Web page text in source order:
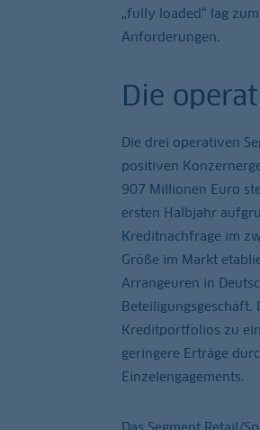
„fully loaded“ lag
Anforderungen.
Die
Die drei operativen
positiven
907 Millionen Euro
ersten Halbjahr
Kreditnachfrage im
Größe im Markt
Arrangeuren in
Kreditportfolios zu
geringere Erträge
Einzelengagements.
Das Segment Retail/